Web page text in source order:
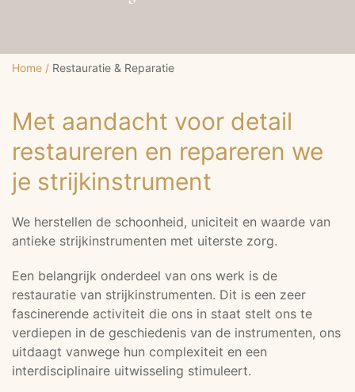
Home / Restauratie & Reparatie
Met aandacht voor detail
restaureren en repareren we
je strijkinstrument
We herstellen de schoonheid, uniciteit en waarde van
antieke strijkinstrumenten met uiterste zorg.
Een belangrijk onderdeel van ons werk is de
restauratie van strijkinstrumenten. Dit is een zeer
fascinerende activiteit die ons in staat stelt ons te
verdiepen in de geschiedenis van de instrumenten, ons
uitdaagt vanwege hun complexiteit en een
interdisciplinaire uitwisseling stimuleert.